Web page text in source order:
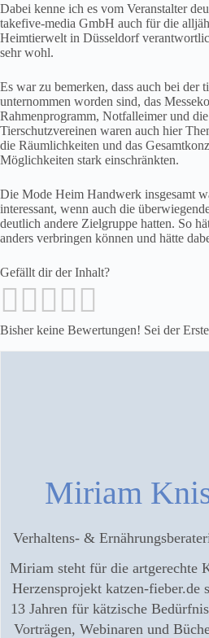
Dabei kenne ich es vom Veranstalter
takefive-media GmbH auch für die
Heimtierwelt in Düsseldorf
sehr wohl.
Es war zu bemerken, dass auch bei der
unternommen worden sind, das
Rahmenprogramm, Notfalleimer und
Tierschutzvereinen waren auch hier
die Räumlichkeiten und das
Möglichkeiten stark einschränkten.
Die Mode Heim Handwerk insgesamt
interessant, wenn auch die
deutlich andere Zielgruppe hatten. So
anders verbringen können und hätte
Gefällt dir der Inhalt?
Bisher keine Bewertungen! Sei der
Miriam
Verhaltens- &
Miriam steht für die artgerechte
Herzensprojekt katzen-fieber.de
13 Jahren für kätzische
Vorträgen, Webinaren und